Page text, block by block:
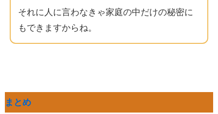
それに人に言わなきゃ家庭の中だけの秘密に
もできますからね。
まとめ